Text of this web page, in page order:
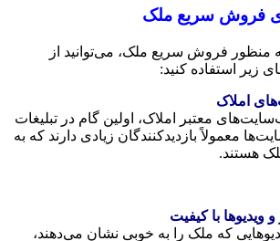
فروش سریع ملک
منظور فروش سریع ملک، می‌توانید از
زیر استفاده کنید:
املاک
معتبر املاک، اولین گام در تبلیغات
معمولاً بازدیدکنندگان زیادی دارند که به
هستند.
و ویدیوها با کیفیت
که ملک را به خوبی نشان می‌دهند،